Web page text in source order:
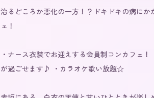
治るどころか悪化の一方！？ドキドキの病にか
ェ！
・ナース衣装でお迎えする会員制コンカフェ
が過ごせます♪ ・カラオケ歌い放題☆